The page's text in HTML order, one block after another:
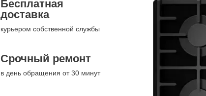
Бесплатная
доставка
курьером собственной службы
Срочный ремонт
в день обращения от 30 минут